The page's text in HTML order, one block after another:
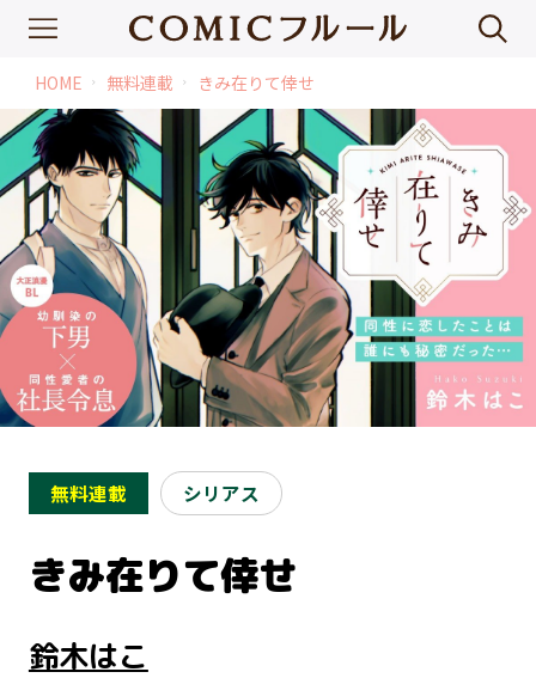
HOME chevron_right 無料連載 chevron_right きみ在りて倖せ
無料連載 シリアス
きみ在りて倖せ
鈴木はこ